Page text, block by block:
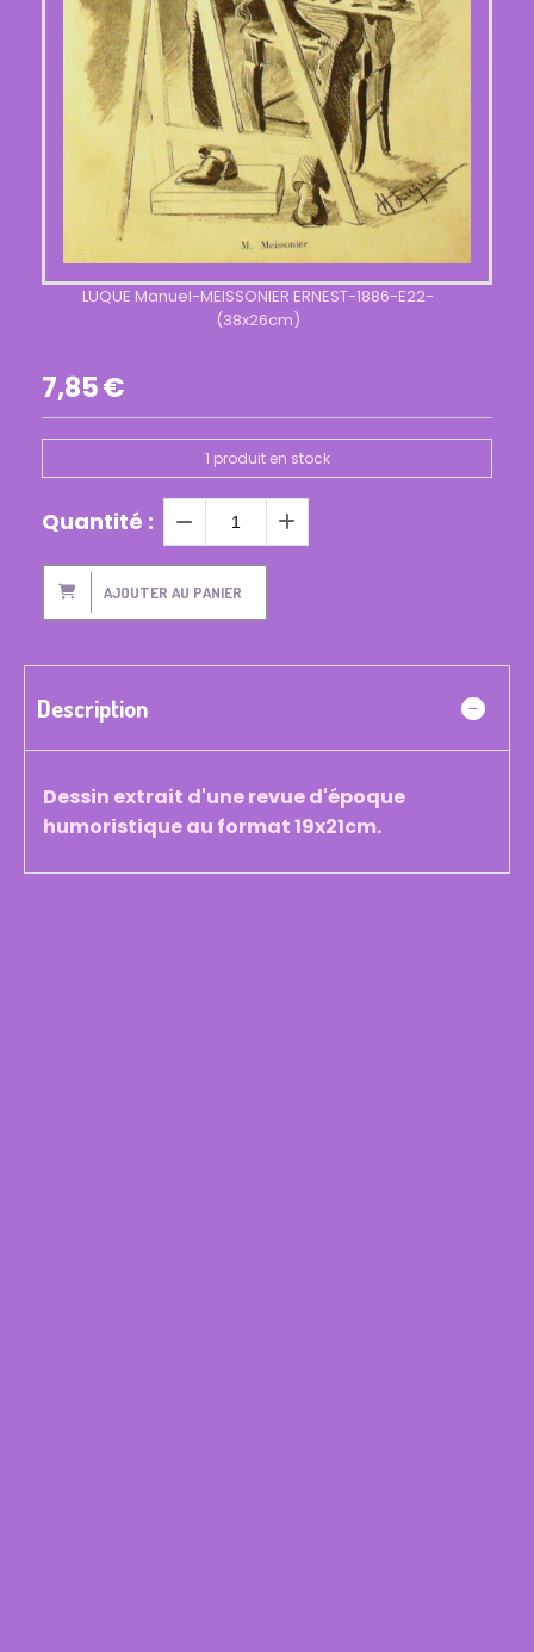
LUQUE Manuel-MEISSONIER ERNEST-1886-E22-
(38x26cm)
7,85€
1 produit en stock
Quantité :
AJOUTER AU PANIER
Description
Dessin extrait d'une revue d'époque
humoristique au format 19x21cm.